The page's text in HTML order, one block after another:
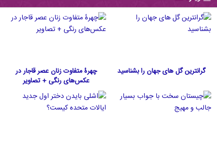
گرانترین گل های جهان را بشناسید
چهرۀ متفاوت زنان عصر قاجار در
عکس‌های رنگی + تصاویر